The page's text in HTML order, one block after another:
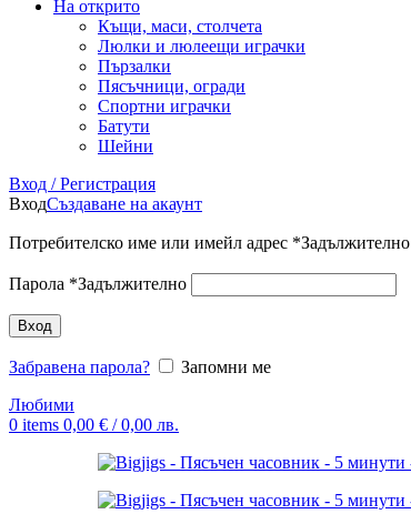
На открито
Къщи, маси, столчета
Люлки и люлеещи играчки
Пързалки
Пясъчници, огради
Спортни играчки
Батути
Шейни
Вход / Регистрация
ВходСъздаване на акаунт
Потребителско име или имейл адрес *Задължително
Парола *Задължително
Вход
Забравена парола?
Запомни ме
Любими
0 items 0,00 € / 0,00 лв.